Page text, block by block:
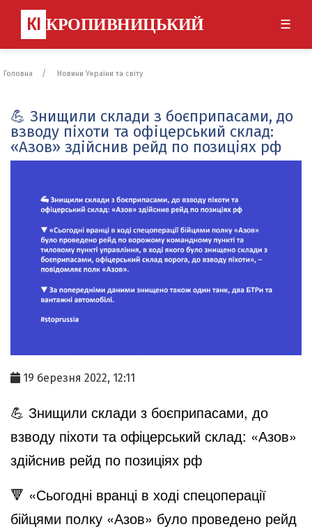
КІ КРОПИВНИЦЬКИЙ ☰
Головна Новини України та світу
💪 Знищили склади з боєприпасами, до
взводу піхоти та офіцерський склад:
«Азов» здійснив рейд по позиціях рф
19 березня 2022, 12:11
💪 Знищили склади з боєприпасами, до
взводу піхоти та офіцерський склад: «Азов»
здійснив рейд по позиціях рф
🔻 «Сьогодні вранці в ході спецоперації
бійцями полку «Азов» було проведено рейд